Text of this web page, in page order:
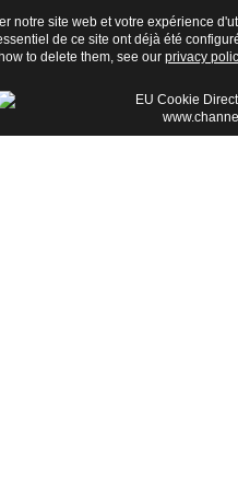
notre site web et votre expérience
de ce site ont déjà été
to delete them, see our privacy